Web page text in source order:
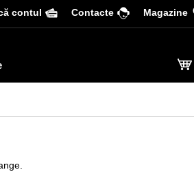
contul Сontacte Magazine